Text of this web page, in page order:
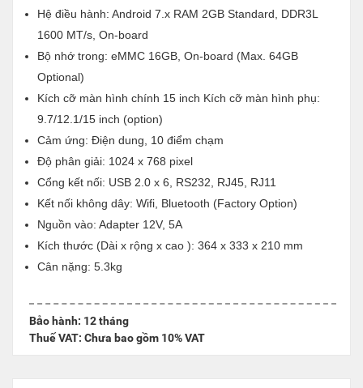
Hệ điều hành: Android 7.x RAM 2GB Standard, DDR3L
1600 MT/s, On-board
Bộ nhớ trong: eMMC 16GB, On-board (Max. 64GB
Optional)
Kích cỡ màn hình chính 15 inch Kích cỡ màn hình phụ:
9.7/12.1/15 inch (option)
Cảm ứng: Điện dung, 10 điểm chạm
Độ phân giải: 1024 x 768 pixel
Cổng kết nối: USB 2.0 x 6, RS232, RJ45, RJ11
Kết nối không dây: Wifi, Bluetooth (Factory Option)
Nguồn vào: Adapter 12V, 5A
Kích thước (Dài x rộng x cao ): 364 x 333 x 210 mm
Cân nặng: 5.3kg
Bảo hành: 12 tháng
Thuế VAT: Chưa bao gồm 10% VAT